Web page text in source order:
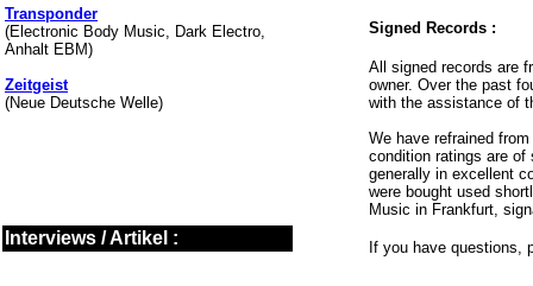
Transponder
(Electronic Body Music, Dark Electro,
Anhalt EBM)
Zeitgeist
(Neue Deutsche Welle)
Interviews / Artikel :
Signed Records :
All signed records are
owner. Over the past
with the assistance of
We have refrained
condition ratings are of
generally in excellent
were bought used
Music in Frankfurt,
If you have questions,